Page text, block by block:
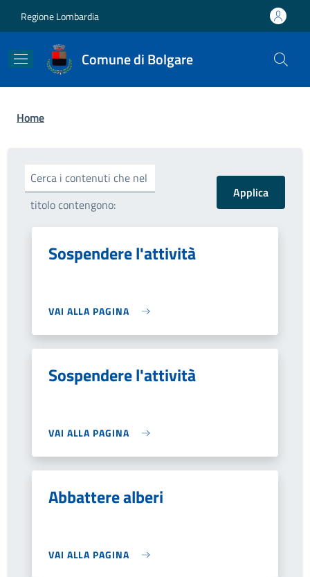
Regione Lombardia
Comune di Bolgare
Briciole di pane
Home
Cerca i contenuti che nel
titolo contengono:
Sospendere l'attività
VAI ALLA PAGINA
Sospendere l'attività
VAI ALLA PAGINA
Abbattere alberi
VAI ALLA PAGINA